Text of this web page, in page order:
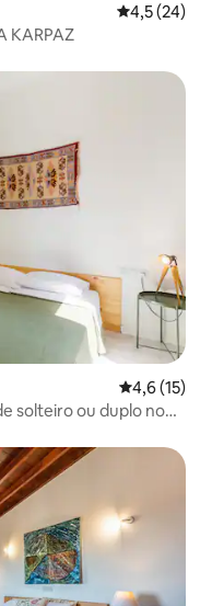
4,5 de uma
4,5 (24)
KARPAZ
4,6 de uma
4,6 (15)
solteiro ou duplo no